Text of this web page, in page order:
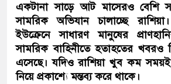
একটানা সাড়ে আট মাসেরও বেশি
সামরিক অভিযান চালাচ্ছে
ইউক্রেনে সাধারণ মানুষের
সামরিক বাহিনীতে হতাহতের খবরও
এসেছে। যদিও রাশিয়া খুব কম সময়ই
নিয়ে প্রকাশ্যে মন্তব্য করে থাকে।